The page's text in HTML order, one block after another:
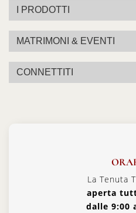
I PRODOTTI
MATRIMONI & EVENTI
CONNETTITI
La Tenuta
aperta
dalle 9:00